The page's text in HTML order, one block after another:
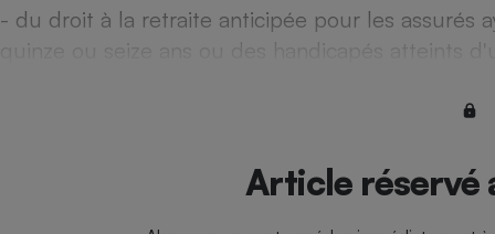
- du droit à la retraite anticipée pour les assurés
quinze ou seize ans ou des handicapés atteints
Article réservé
Matelas
Antimoustique